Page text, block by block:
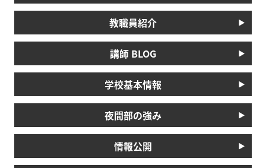
教職員紹介
講師 BLOG
学校基本情報
夜間部の強み
情報公開